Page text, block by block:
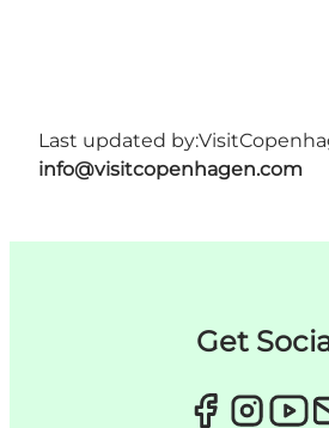
Last updated by:
info@visitcopenhagen.com
Get